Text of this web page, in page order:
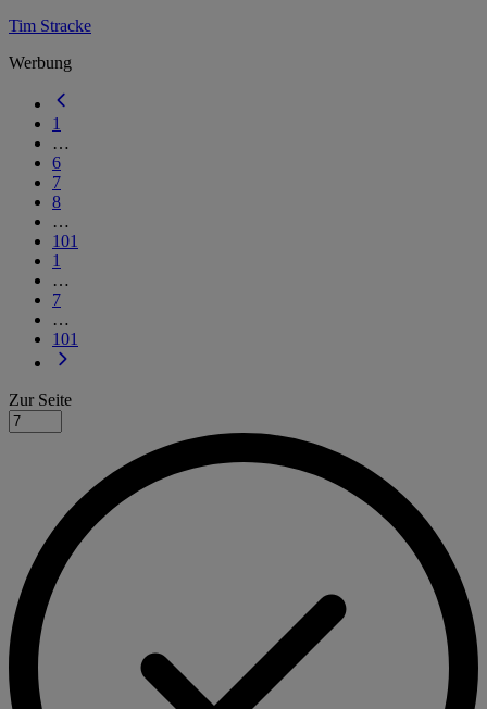
Tim Stracke
Werbung
1
…
6
7
8
…
101
1
…
7
…
101
Zur Seite